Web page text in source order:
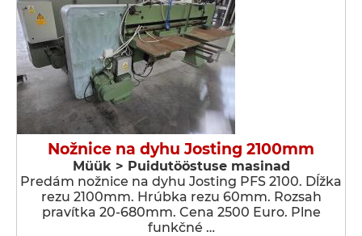
Nožnice na dyhu Josting 2100mm
Müük > Puidutööstuse masinad
Predám nožnice na dyhu Josting PFS 2100. Dĺžka
rezu 2100mm. Hrúbka rezu 60mm. Rozsah
pravítka 20-680mm. Cena 2500 Euro. Plne
funkčné …